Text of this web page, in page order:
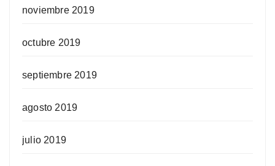
noviembre 2019
octubre 2019
septiembre 2019
agosto 2019
julio 2019